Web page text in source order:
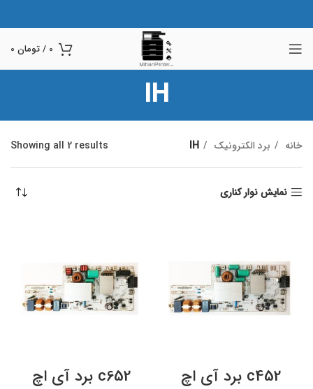
0
/تومان
IH
خانه برد الکترونیک IH
Showing all 2 results
نمایش نوار کناری
c452 برد آی اچ c652 برد آی اچ